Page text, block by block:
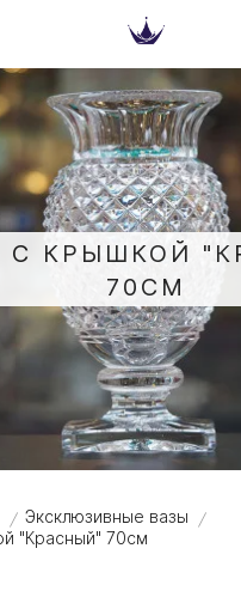
С КРЫШКОЙ
70СМ
/ Эксклюзивные вазы /
"Красный" 70см